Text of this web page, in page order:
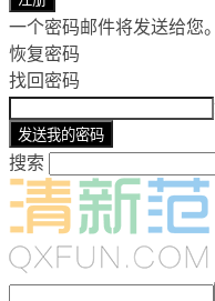
一个密码邮件将发送给您。
恢复密码
找回密码
搜索